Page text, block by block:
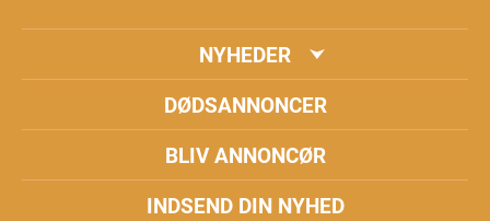
NYHEDER
DØDSANNONCER
BLIV ANNONCØR
INDSEND DIN NYHED